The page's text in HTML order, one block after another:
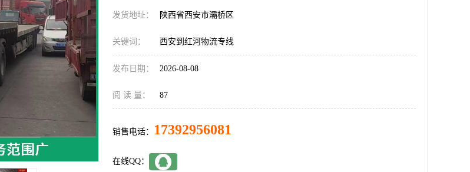
发货地址： 陕西省西安市灞桥区
关键词： 西安到红河物流专线
发布日期： 2026-08-08
阅 读 量： 87
销售电话： 17392956081
在线QQ：